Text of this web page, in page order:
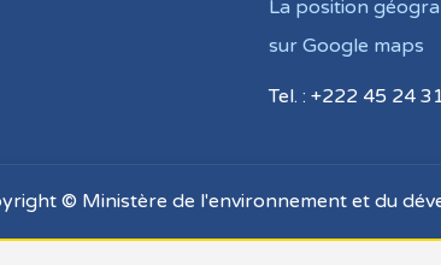
La position
sur Google maps
Tel. : +222 45 24
© Ministère de l'environnement et du